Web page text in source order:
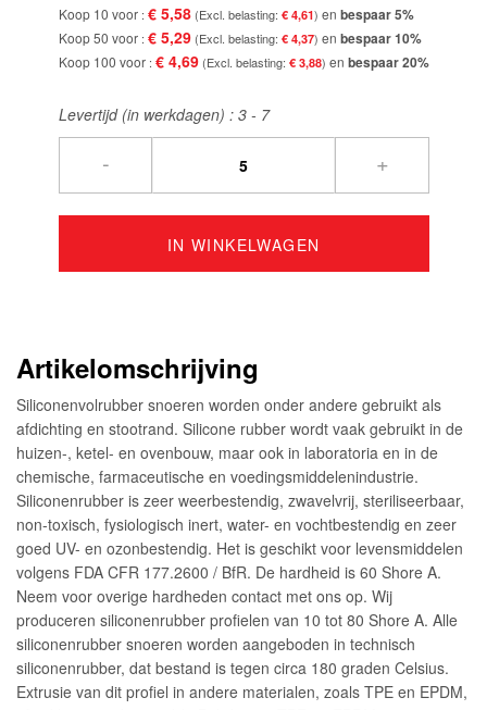
Koop 10 voor € 5,58 € 4,61 en bespaar5%
Koop 50 voor € 5,29 € 4,37 en bespaar10%
Koop 100 voor € 4,69 € 3,88 en bespaar20%
Levertijd (in werkdagen) : 3 - 7
- +
IN WINKELWAGEN
Artikelomschrijving
Siliconenvolrubber snoeren worden onder andere gebruikt als
afdichting en stootrand. Silicone rubber wordt vaak gebruikt in de
huizen-, ketel- en ovenbouw, maar ook in laboratoria en in de
chemische, farmaceutische en voedingsmiddelenindustrie.
Siliconenrubber is zeer weerbestendig, zwavelvrij, steriliseerbaar,
non-toxisch, fysiologisch inert, water- en vochtbestendig en zeer
goed UV- en ozonbestendig. Het is geschikt voor levensmiddelen
volgens FDA CFR 177.2600 / BfR. De hardheid is 60 Shore A.
Neem voor overige hardheden contact met ons op. Wij
produceren siliconenrubber profielen van 10 tot 80 Shore A. Alle
siliconenrubber snoeren worden aangeboden in technisch
siliconenrubber, dat bestand is tegen circa 180 graden Celsius.
Extrusie van dit profiel in andere materialen, zoals TPE en EPDM,